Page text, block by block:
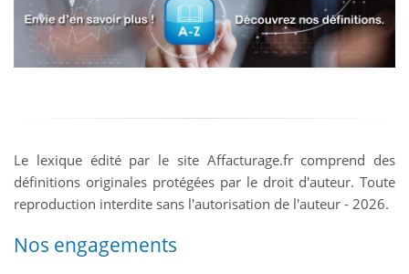
Le lexique édité par le site Affacturage.fr comprend des
définitions originales protégées par le droit d'auteur. Toute
reproduction interdite sans l'autorisation de l'auteur - 2026.
Nos engagements